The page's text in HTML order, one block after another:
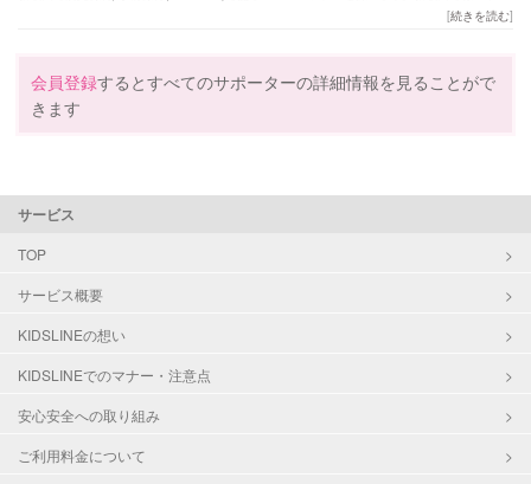
キルを持ったサポーターの中から、ご予算や依頼内容に合わせて選んでいただけます。
[続きを読む]
会員登録するとすべてのサポーターの詳細情報を見ることがで
きます
サービス
TOP
サービス概要
KIDSLINEの想い
KIDSLINEでのマナー・注意点
安心安全への取り組み
ご利用料金について